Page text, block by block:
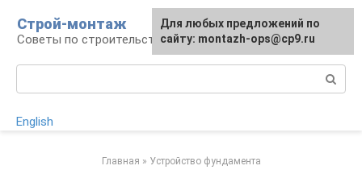
контенту
Строй-монтаж
Советы по строительству
English
Главная » Устройство фундамента
Для любых предложений по
сайту: montazh-ops@cp9.ru